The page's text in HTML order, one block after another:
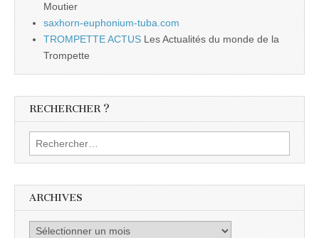
Moutier
saxhorn-euphonium-tuba.com
TROMPETTE ACTUS Les Actualités du monde de la
Trompette
RECHERCHER ?
Rechercher :
ARCHIVES
Archives